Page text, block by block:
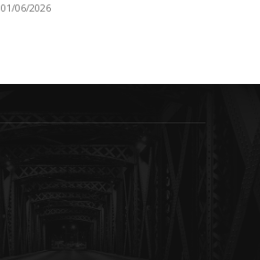
01/06/2026